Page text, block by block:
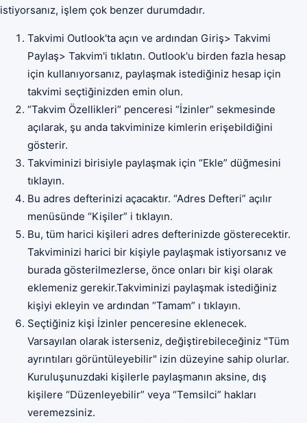
istiyorsanız, işlem çok benzer durumdadır.
Takvimi Outlook'ta açın ve ardından Giriş> Takvimi
Paylaş> Takvim'i tıklatın. Outlook'u birden fazla hesap
için kullanıyorsanız, paylaşmak istediğiniz hesap için
takvimi seçtiğinizden emin olun.
“Takvim Özellikleri” penceresi “İzinler” sekmesinde
açılarak, şu anda takviminize kimlerin erişebildiğini
gösterir.
Takviminizi birisiyle paylaşmak için “Ekle” düğmesini
tıklayın.
Bu adres defterinizi açacaktır. “Adres Defteri” açılır
menüsünde “Kişiler” i tıklayın.
Bu, tüm harici kişileri adres defterinizde gösterecektir.
Takviminizi harici bir kişiyle paylaşmak istiyorsanız ve
burada gösterilmezlerse, önce onları bir kişi olarak
eklemeniz gerekir.Takviminizi paylaşmak istediğiniz
kişiyi ekleyin ve ardından “Tamam” ı tıklayın.
Seçtiğiniz kişi İzinler penceresine eklenecek.
Varsayılan olarak isterseniz, değiştirebileceğiniz "Tüm
ayrıntıları görüntüleyebilir" izin düzeyine sahip olurlar.
Kuruluşunuzdaki kişilerle paylaşmanın aksine, dış
kişilere “Düzenleyebilir” veya “Temsilci” hakları
veremezsiniz.